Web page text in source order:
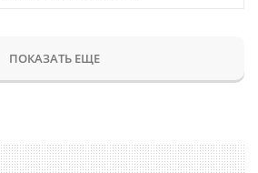
ПОКАЗАТЬ ЕЩЕ